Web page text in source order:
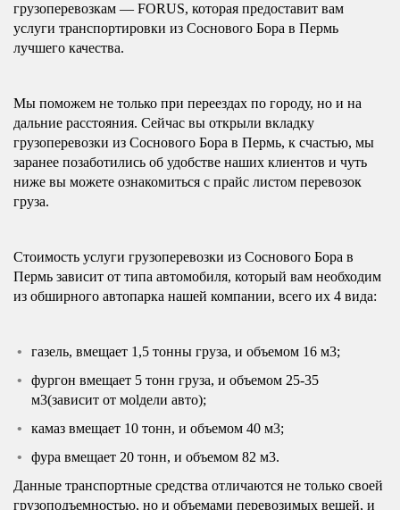
грузоперевозкам — FORUS, которая предоставит вам
услуги транспортировки из Соснового Бора в Пермь
лучшего качества.
Мы поможем не только при переездах по городу, но и на
дальние расстояния. Сейчас вы открыли вкладку
грузоперевозки из Соснового Бора в Пермь, к счастью, мы
заранее позаботились об удобстве наших клиентов и чуть
ниже вы можете ознакомиться с прайс листом перевозок
груза.
Стоимость услуги грузоперевозки из Соснового Бора в
Пермь зависит от типа автомобиля, который вам необходим
из обширного автопарка нашей компании, всего их 4 вида:
газель, вмещает 1,5 тонны груза, и объемом 16 м3;
фургон вмещает 5 тонн груза, и объемом 25-35
м3(зависит от моlдели авто);
камаз вмещает 10 тонн, и объемом 40 м3;
фура вмещает 20 тонн, и объемом 82 м3.
Данные транспортные средства отличаются не только своей
грузоподъемностью, но и объемами перевозимых вещей, и